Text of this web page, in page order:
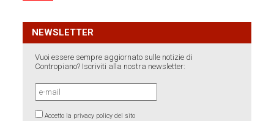
NEWSLETTER
Vuoi essere sempre aggiornato sulle notizie di
Contropiano? Iscriviti alla nostra newsletter:
Accetto la privacy policy del sito